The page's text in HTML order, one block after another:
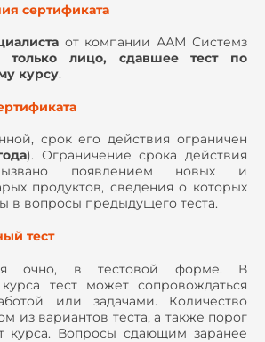
сертификата
от компании ААМ Системз
только лицо, сдавшее тест по
курсу.
срок его действия ограничен
). Ограничение срока действия
появлением новых и
продуктов, сведения о которых
в вопросы предыдущего теста.
тест
очно, в тестовой форме. В
тест может сопровождаться
или задачами. Количество
из вариантов теста, а также порог
курса. Вопросы сдающим заранее